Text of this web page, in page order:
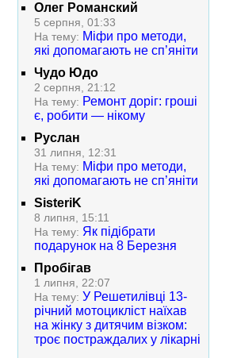
Олег Романский
5 серпня, 01:33
На тему: Міфи про методи,
які допомагають не сп’яніти
Чудо Юдо
2 серпня, 21:12
На тему: Ремонт доріг: гроші
є, робити — нікому
Руслан
31 липня, 12:31
На тему: Міфи про методи,
які допомагають не сп’яніти
SisteriK
8 липня, 15:11
На тему: Як підібрати
подарунок на 8 Березня
Пробігав
1 липня, 22:07
На тему: У Решетилівці 13-
річний мотоцикліст наїхав
на жінку з дитячим візком:
троє постраждалих у лікарні